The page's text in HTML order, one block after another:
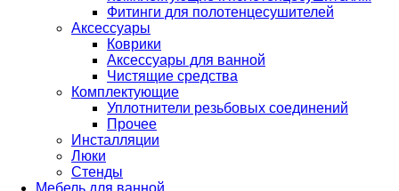
Фитинги для полотенцесушителей
Аксессуары
Коврики
Аксессуары для ванной
Чистящие средства
Комплектующие
Уплотнители резьбовых соединений
Прочее
Инсталляции
Люки
Стенды